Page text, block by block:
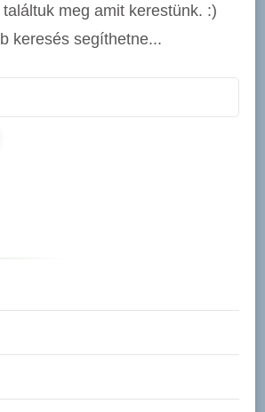
meg amit kerestünk. :)
keresés segíthetne...